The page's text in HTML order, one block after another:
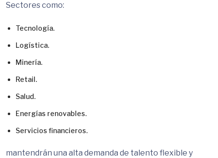
Sectores como:
Tecnología.
Logística.
Minería.
Retail.
Salud.
Energías renovables.
Servicios financieros.
mantendrán una alta demanda de talento flexible y